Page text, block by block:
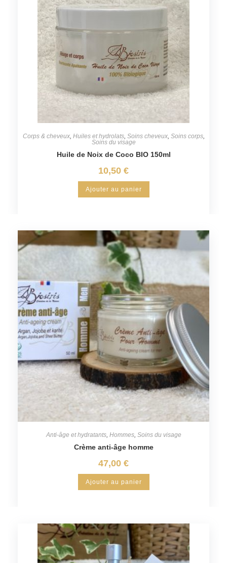
Corps & cheveux, Huiles et hydrolats, Soins cheveux, Soins corps,
Soins du visage
Huile de Noix de Coco BIO 150ml
10,50 €
Ajouter au panier
Anti-âge et hydratants, Hommes, Soins du visage
Crème anti-âge homme
47,00 €
Ajouter au panier